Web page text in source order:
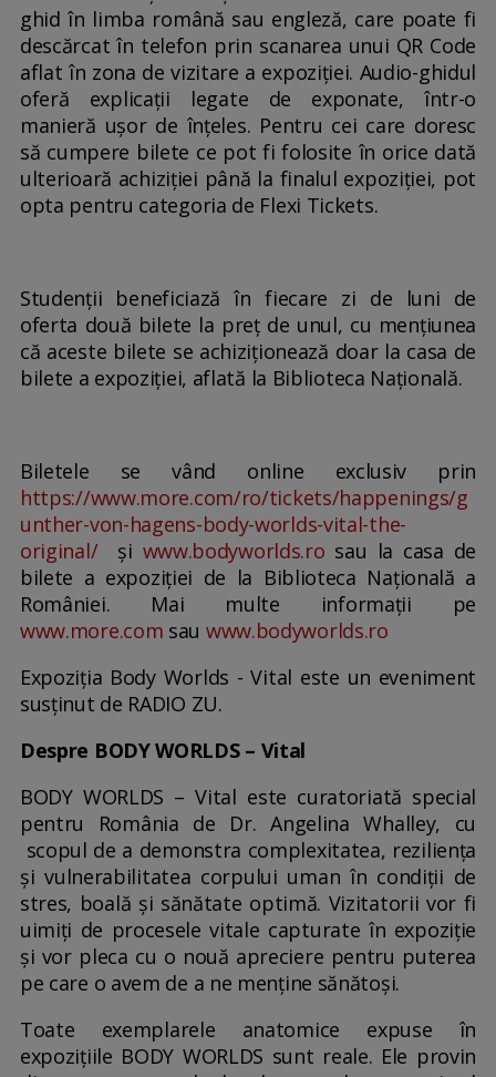
ghid în limba română sau engleză, care poate fi
descărcat în telefon prin scanarea unui QR Code
aflat în zona de vizitare a expoziției. Audio-ghidul
oferă explicații legate de exponate, într-o
manieră ușor de înțeles. Pentru cei care doresc
să cumpere bilete ce pot fi folosite în orice dată
ulterioară achiziției până la finalul expoziției, pot
opta pentru categoria de Flexi Tickets.
Studenții beneficiază în fiecare zi de luni de
oferta două bilete la preț de unul, cu mențiunea
că aceste bilete se achiziționează doar la casa de
bilete a expoziției, aflată la Biblioteca Națională.
Biletele se vând online exclusiv prin
https://www.more.com/ro/tickets/happenings/g
unther-von-hagens-body-worlds-vital-the-
original/și www.bodyworlds.ro sau la casa de
bilete a expoziției de la Biblioteca Națională a
României. Mai multe informații pe
www.more.com sau www.bodyworlds.ro
Expoziția Body Worlds - Vital este un eveniment
susținut de RADIO ZU.
Despre BODY WORLDS – Vital
BODY WORLDS – Vital este curatoriată special
pentru România de Dr. Angelina Whalley, cu
scopul de a demonstra complexitatea, reziliența
și vulnerabilitatea corpului uman în condiții de
stres, boală și sănătate optimă. Vizitatorii vor fi
uimiți de procesele vitale capturate în expoziție
și vor pleca cu o nouă apreciere pentru puterea
pe care o avem de a ne menține sănătoși.
Toate exemplarele anatomice expuse în
expozițiile BODY WORLDS sunt reale. Ele provin